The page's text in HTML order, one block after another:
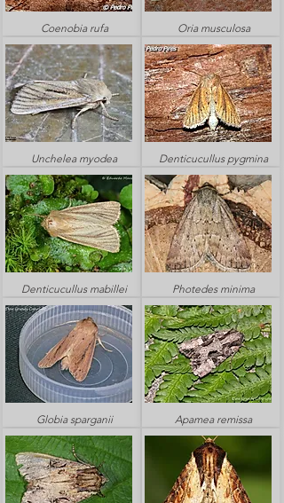
Coenobia rufa
Unchelea myodea
Denticucullus mabillei
Globia sparganii
Oria musculosa
Denticucullus pygmina
Photedes minima
Apamea remissa